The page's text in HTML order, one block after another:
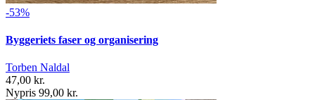
-53%
Byggeriets faser og organisering
Torben Naldal
47,00 kr.
Nypris 99,00 kr.